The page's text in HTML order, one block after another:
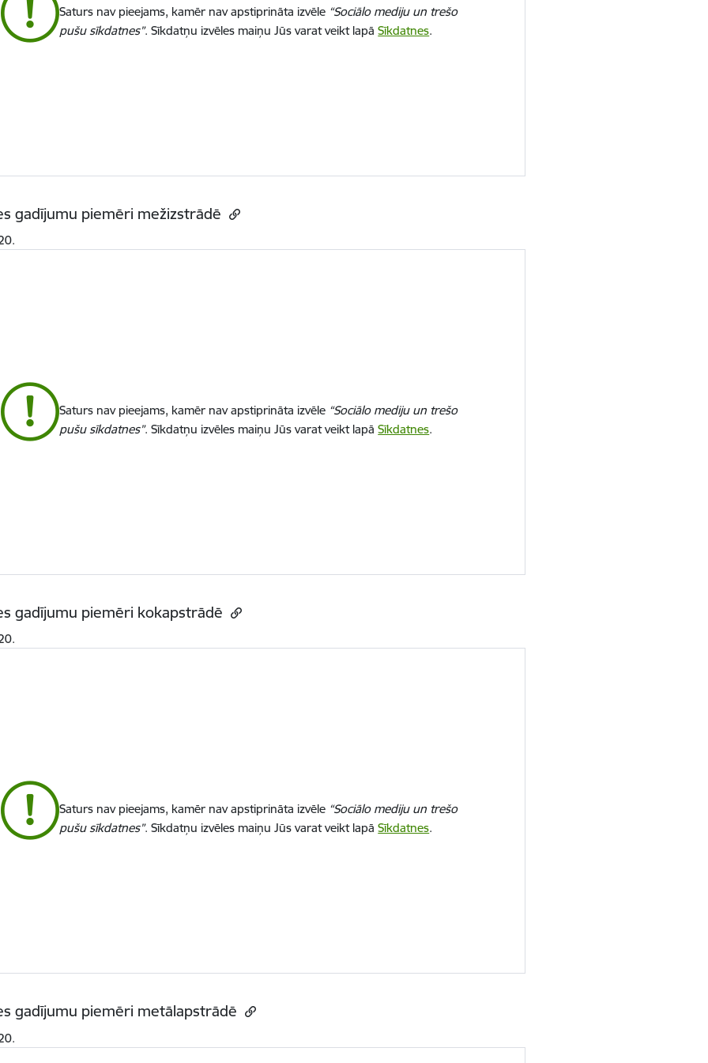
Saturs nav pieejams, kamēr nav apstiprināta izvēle “Sociālo mediju un trešo
pušu sīkdatnes”. Sīkdatņu izvēles maiņu Jūs varat veikt lapāSīkdatnes.
gadījumu piemēri mežizstrādē
Saturs nav pieejams, kamēr nav apstiprināta izvēle “Sociālo mediju un trešo
pušu sīkdatnes”. Sīkdatņu izvēles maiņu Jūs varat veikt lapāSīkdatnes.
gadījumu piemēri kokapstrādē
Saturs nav pieejams, kamēr nav apstiprināta izvēle “Sociālo mediju un trešo
pušu sīkdatnes”. Sīkdatņu izvēles maiņu Jūs varat veikt lapāSīkdatnes.
gadījumu piemēri metālapstrādē